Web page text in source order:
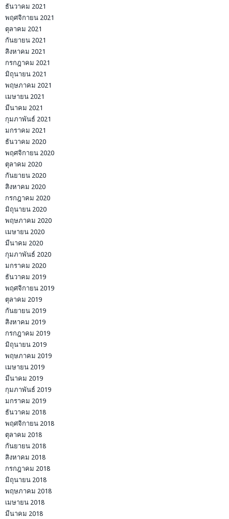
ธันวาคม 2021
พฤศจิกายน 2021
ตุลาคม 2021
กันยายน 2021
สิงหาคม 2021
กรกฎาคม 2021
มิถุนายน 2021
พฤษภาคม 2021
เมษายน 2021
มีนาคม 2021
กุมภาพันธ์ 2021
มกราคม 2021
ธันวาคม 2020
พฤศจิกายน 2020
ตุลาคม 2020
กันยายน 2020
สิงหาคม 2020
กรกฎาคม 2020
มิถุนายน 2020
พฤษภาคม 2020
เมษายน 2020
มีนาคม 2020
กุมภาพันธ์ 2020
มกราคม 2020
ธันวาคม 2019
พฤศจิกายน 2019
ตุลาคม 2019
กันยายน 2019
สิงหาคม 2019
กรกฎาคม 2019
มิถุนายน 2019
พฤษภาคม 2019
เมษายน 2019
มีนาคม 2019
กุมภาพันธ์ 2019
มกราคม 2019
ธันวาคม 2018
พฤศจิกายน 2018
ตุลาคม 2018
กันยายน 2018
สิงหาคม 2018
กรกฎาคม 2018
มิถุนายน 2018
พฤษภาคม 2018
เมษายน 2018
มีนาคม 2018